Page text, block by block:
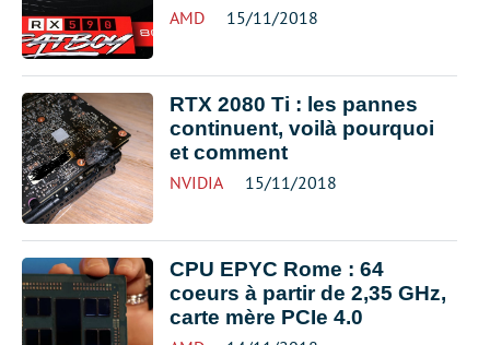
AMD 15/11/2018
RTX 2080 Ti : les pannes
continuent, voilà pourquoi
et comment
NVIDIA 15/11/2018
CPU EPYC Rome : 64
coeurs à partir de 2,35 GHz,
carte mère PCIe 4.0